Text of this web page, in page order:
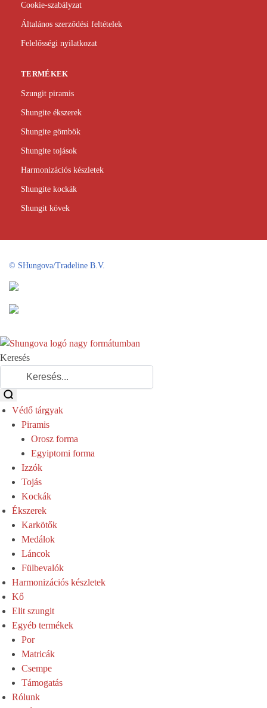
Cookie-szabályzat
Általános szerződési feltételek
Felelősségi nyilatkozat
TERMÉKEK
Szungit piramis
Shungite ékszerek
Shungite gömbök
Shungite tojások
Harmonizációs készletek
Shungite kockák
Shungit kövek
© SHungova/Tradeline B.V.
Keresés
Védő tárgyak
Piramis
Orosz forma
Egyiptomi forma
Izzók
Tojás
Kockák
Ékszerek
Karkötők
Medálok
Láncok
Fülbevalók
Harmonizációs készletek
Kő
Elit szungit
Egyéb termékek
Por
Matricák
Csempe
Támogatás
Rólunk